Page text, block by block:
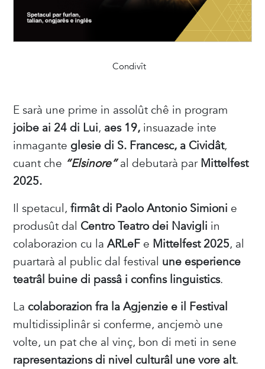
Condivît
E sarà une prime in assolût chê in program
joibe ai 24 di Lui, aes 19, insuazade inte
inmagante glesie di S. Francesc, a Cividât,
cuant che “Elsinore”al debutarà parMittelfest
2025.
Il spetacul,firmât di Paolo Antonio Simioni e
produsût dal Centro Teatro dei Navigli in
colaborazion cu laARLeF e Mittelfest 2025, al
puartarà al public dal festival une esperience
teatrâl buine di passâ i confins linguistics.
La colaborazion fra la Agjenzie e il Festival
multidissiplinâr si conferme, ancjemò une
volte, un pat che al vinç, bon di meti in sene
rapresentazions di nivel culturâl une vore alt.